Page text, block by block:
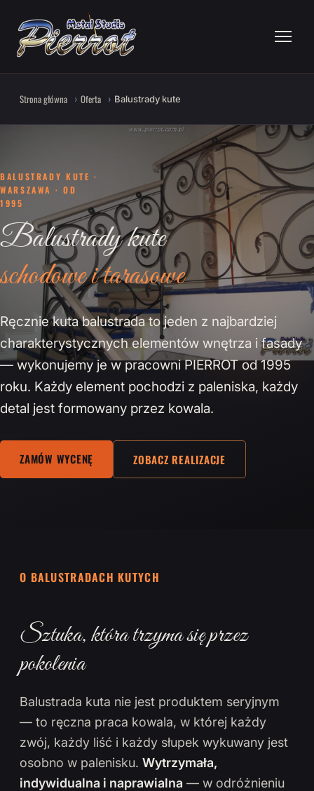
Strona główna Oferta Balustrady kute
BALUSTRADY KUTE ·
WARSZAWA · OD
1995
Balustrady kute
schodowe i tarasowe
Ręcznie kuta balustrada to jeden z najbardziej
charakterystycznych elementów wnętrza i fasady
— wykonujemy je w pracowni PIERROT od 1995
roku. Każdy element pochodzi z paleniska, każdy
detal jest formowany przez kowala.
ZAMÓW WYCENĘ ZOBACZ REALIZACJE
O BALUSTRADACH KUTYCH
Sztuka, która trzyma się przez
pokolenia
Balustrada kuta nie jest produktem seryjnym
— to ręczna praca kowala, w której każdy
zwój, każdy liść i każdy słupek wykuwany jest
osobno w palenisku. Wytrzymała,
indywidualna i naprawialna — w odróżnieniu